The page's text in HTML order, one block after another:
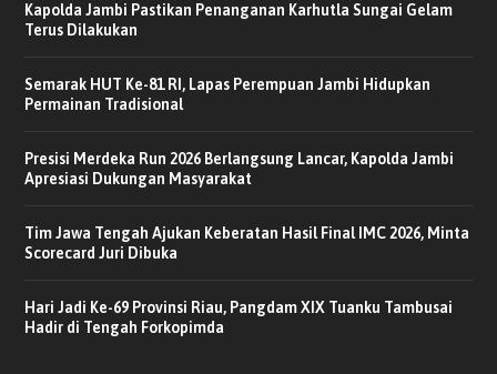
Kapolda Jambi Pastikan Penanganan Karhutla Sungai Gelam
Terus Dilakukan
Semarak HUT Ke-81 RI, Lapas Perempuan Jambi Hidupkan
Permainan Tradisional
Presisi Merdeka Run 2026 Berlangsung Lancar, Kapolda Jambi
Apresiasi Dukungan Masyarakat
Tim Jawa Tengah Ajukan Keberatan Hasil Final IMC 2026, Minta
Scorecard Juri Dibuka
Hari Jadi Ke-69 Provinsi Riau, Pangdam XIX Tuanku Tambusai
Hadir di Tengah Forkopimda